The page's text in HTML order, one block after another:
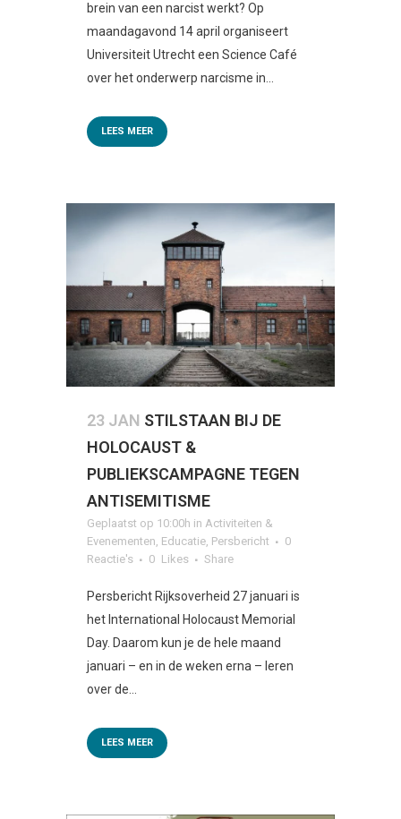
brein van een narcist werkt? Op
maandagavond 14 april organiseert
Universiteit Utrecht een Science Café
over het onderwerp narcisme in...
LEES MEER
23 JAN STILSTAAN BIJ DE
HOLOCAUST &
PUBLIEKSCAMPAGNE TEGEN
ANTISEMITISME
Geplaatst op 10:00h in Activiteiten &
Evenementen Educatie Persbericht
0
Reactie's
0 Likes Share
Persbericht Rijksoverheid 27 januari is
het International Holocaust Memorial
Day. Daarom kun je de hele maand
januari – en in de weken erna – leren
over de...
LEES MEER